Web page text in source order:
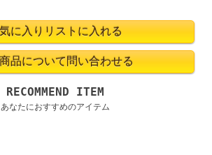
RECOMMEND ITEM
あなたにおすすめのアイテム